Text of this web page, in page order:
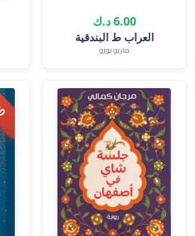
6.00 د.ك
العراب ط البندقية
ماريو بوزو